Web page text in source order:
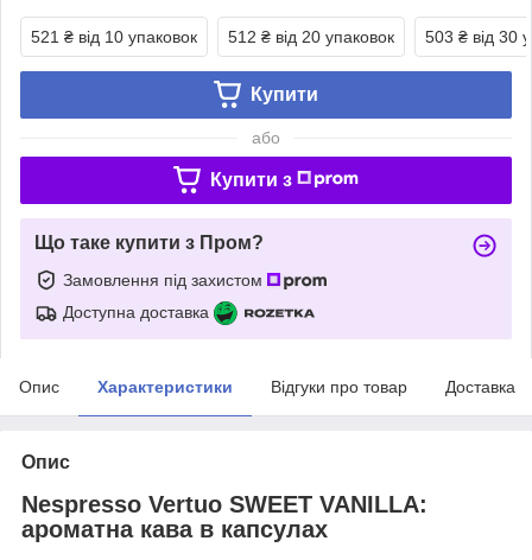
521 ₴ від 10 упаковок 512 ₴ від 20 упаковок 503 ₴ від 30
Купити
або
Купити з
Що таке купити з Пром?
Замовлення під захистом
Доступна доставка
Опис Характеристики Відгуки про товар Доставка
Опис
Nespresso Vertuo SWEET VANILLA:
ароматна кава в капсулах